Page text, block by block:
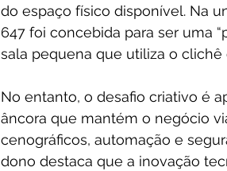
do espaço físico disponível. Na
647 foi concebida para ser uma
sala pequena que utiliza o
No entanto, o desafio criativo é
âncora que mantém o negócio
cenográficos, automação e
dono destaca que a inovação